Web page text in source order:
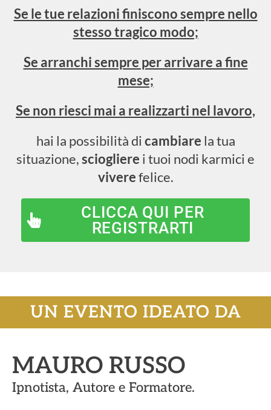
Se le tue relazioni finiscono sempre nello
stesso tragico modo;
Se arranchi sempre per arrivare a fine
mese;
Se non riesci mai a realizzarti nel lavoro,
hai la possibilità dicambiare la tua
situazione,sciogliere i tuoi nodi karmici e
viverefelice.
CLICCA QUI PER
REGISTRARTI
UN EVENTO IDEATO DA
MAURO RUSSO
Ipnotista, Autore e Formatore.